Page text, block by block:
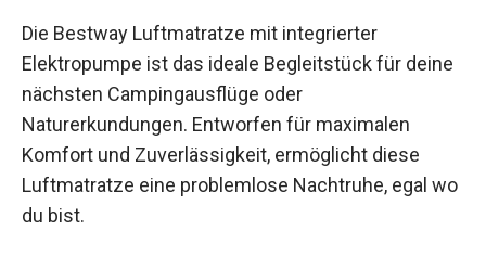
Die Bestway Luftmatratze mit integrierter
Elektropumpe ist das ideale Begleitstück für
deine nächsten Campingausflüge oder
Naturerkundungen. Entworfen für maximalen
Komfort und Zuverlässigkeit, ermöglicht diese
Luftmatratze eine problemlose Nachtruhe, egal
wo du bist.